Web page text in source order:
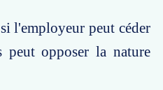
l'employeur peut céder
opposer la nature